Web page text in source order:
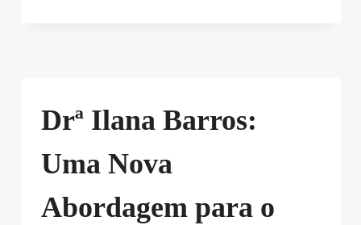
Drª Ilana Barros:
Uma Nova
Abordagem para o